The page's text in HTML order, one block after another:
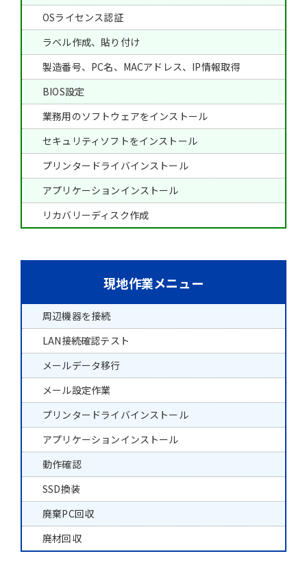
OSライセンス認証
ラベル作成、貼り付け
製造番号、PC名、MACアドレス、IP情報取得
BIOS設定
業務用のソフトウェアをインストール
セキュリティソフトをインストール
プリンタードライバインストール
アプリケーションインストール
リカバリーディスク作成
現地作業メニュー
周辺機器を接続
LAN接続確認テスト
メールデータ移行
メール設定作業
プリンタードライバインストール
アプリケーションインストール
動作確認
SSD換装
廃棄PC回収
廃材回収